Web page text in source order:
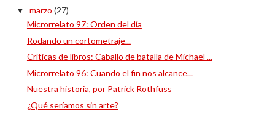
▼ marzo (27)
Microrrelato 97: Orden del día
Rodando un cortometraje...
Críticas de libros: Caballo de batalla de Michael ...
Microrrelato 96: Cuando el fin nos alcance...
Nuestra historia, por Patrick Rothfuss
¿Qué seríamos sin arte?